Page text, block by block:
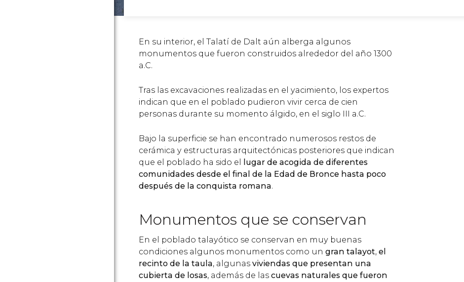
En su interior, el Talatí de Dalt aún alberga algunos
monumentos que fueron construidos alrededor del año 1300
a.C.
Tras las excavaciones realizadas en el yacimiento, los expertos
indican que en el poblado pudieron vivir cerca de cien
personas durante su momento álgido, en el siglo III a.C.
Bajo la superficie se han encontrado numerosos restos de
cerámica y estructuras arquitectónicas posteriores que indican
que el poblado ha sido el
lugar de acogida de diferentes
comunidades desde el final de la Edad de Bronce hasta poco
después de la conquista romana.
Monumentos que se conservan
En el poblado talayótico se conservan en muy buenas
condiciones algunos monumentos como un gran talayot, el
recinto de la taula, algunas viviendas que presentan una
cubierta de losas, además de las cuevas naturales que fueron